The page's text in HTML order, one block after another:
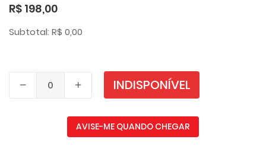
R$ 198,00
Subtotal: R$ 0,00
INDISPONÍVEL
AVISE-ME QUANDO CHEGAR